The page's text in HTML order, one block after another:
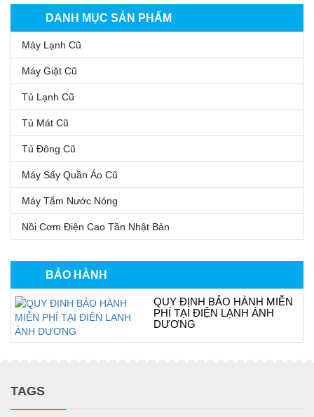
DANH MỤC SẢN PHẨM
Máy Lạnh Cũ
Máy Giặt Cũ
Tủ Lạnh Cũ
Tủ Mát Cũ
Tủ Đông Cũ
Máy Sấy Quần Áo Cũ
Máy Tắm Nước Nóng
Nồi Cơm Điện Cao Tần Nhật Bản
BẢO HÀNH
QUY ĐỊNH BẢO HÀNH MIỄN
PHÍ TẠI ĐIỆN LẠNH ÁNH
DƯƠNG
TAGS